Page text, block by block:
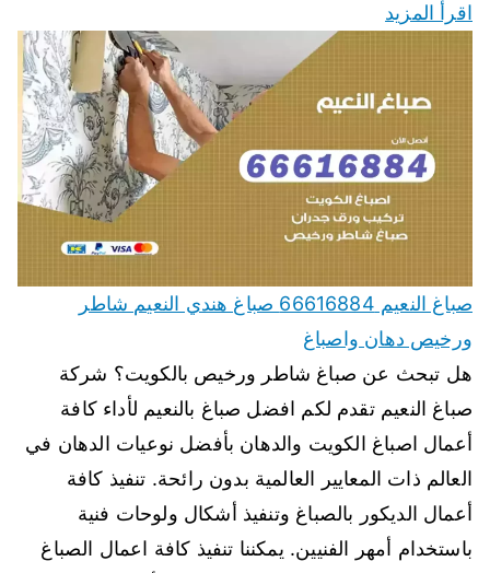
اقرأ المزيد
صباغ النعيم 66616884 صباغ هندي النعيم شاطر
ورخيص دهان واصباغ
هل تبحث عن صباغ شاطر ورخيص بالكويت؟ شركة
صباغ النعيم تقدم لكم افضل صباغ بالنعيم لأداء كافة
أعمال اصباغ الكويت والدهان بأفضل نوعيات الدهان في
العالم ذات المعايير العالمية بدون رائحة. تنفيذ كافة
أعمال الديكور بالصباغ وتنفيذ أشكال ولوحات فنية
باستخدام أمهر الفنيين. يمكننا تنفيذ كافة اعمال الصباغ